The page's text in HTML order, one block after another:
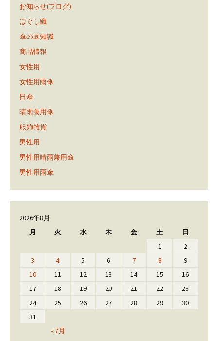
お知らせ(ブログ)
ほぐし織
傘の豆知識
商品情報
女性用
女性用雨傘
日傘
晴雨兼用傘
服飾雑貨
男性用
男性用晴雨兼用傘
男性用雨傘
2026年8月
月
火 水 木 金 土 日
« 7月
1
2
3
4 5 6 7 8
9
10
11 12 13 14 15
16
17
18 19 20 21 22
23
24
25 26 27 28 29
30
31